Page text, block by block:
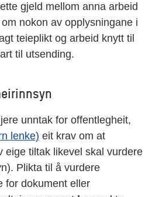
gjeld mellom anna arbeid
nokon av opplysningane i
teieplikt og arbeid knytt til
til utsending.
unntak for offentlegheit,
lenke) eit krav om at
eige tiltak likevel skal vurdere
Plikta til å vurdere
for dokument eller